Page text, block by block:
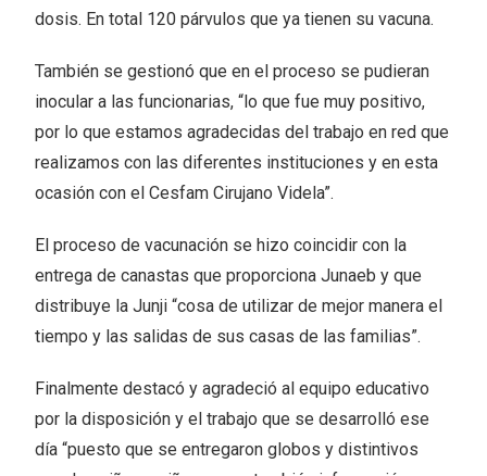
dosis. En total 120 párvulos que ya tienen su vacuna.
También se gestionó que en el proceso se pudieran
inocular a las funcionarias, “lo que fue muy positivo,
por lo que estamos agradecidas del trabajo en red que
realizamos con las diferentes instituciones y en esta
ocasión con el Cesfam Cirujano Videla”.
El proceso de vacunación se hizo coincidir con la
entrega de canastas que proporciona Junaeb y que
distribuye la Junji “cosa de utilizar de mejor manera el
tiempo y las salidas de sus casas de las familias”.
Finalmente destacó y agradeció al equipo educativo
por la disposición y el trabajo que se desarrolló ese
día “puesto que se entregaron globos y distintivos